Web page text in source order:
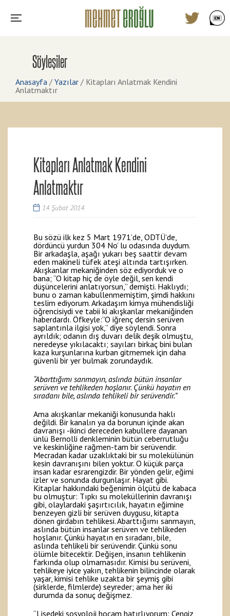
Söyleşiler
Anasayfa / Yazılar / Kitapları Anlatmak Kendini
Anlatmaktır
Kitapları Anlatmak Kendini
Anlatmaktır
14 Şubat 2014
Bu sözü ilk kez 5 Mart 1971’de, ODTÜ’de,
dördüncü yurdun 304 No’ lu odasında duydum.
Bir arkadaşla, aşağı yukarı beş saattir devam
eden makineli tüfek ateşi altında tartışırken.
Akışkanlar mekaniğinden söz ediyorduk ve o
bana; “O kitap hiç de öyle değil, sen kendi
düşüncelerini anlatıyorsun,” demişti. Haklıydı;
bunu o zaman kabullenmemiştim, şimdi hakkını
teslim ediyorum. Arkadaşım kimya mühendisliği
öğrencisiydi ve tabii ki akışkanlar mekaniğinden
haberdardı. Öfkeyle:”O iğrenç dersin serüven
saplantınla ilgisi yok,” diye söylendi. Sonra
ayrıldık; odanın dış duvarı delik deşik olmuştu,
neredeyse yıkılacaktı; sayıları birkaç bini bulan
kaza kurşunlarına kurban gitmemek için daha
güvenli bir yer bulmak zorundaydık.
“Abarttığımı sanmayın, aslında bütün insanlar
serüven ve tehlikeden hoşlanır. Çünkü hayatın en
sıradanı bile, aslında tehlikeli bir serüvendir.”
Ama akışkanlar mekaniği konusunda haklı
değildi. Bir kanalın ya da borunun içinde akan
davranışı -ikinci dereceden kabullere dayanan
ünlü Bernolli denkleminin bütün ceberrutluğu
ve keskinliğine rağmen-tam bir serüvendir.
Mecradan kadar uzaklıktaki bir su molekülünün
kesin davranışını bilen yoktur. O küçük parça
insan kadar esrarengizdir. Bir yönden gelir, eğimi
izler ve sonunda durgunlaşır. Hayat gibi.
Kitaplar hakkındaki beğenimin ölçütü de kabaca
bu olmuştur: Tıpkı su moleküllerinin davranışı
gibi, olaylardaki şaşırtıcılık, hayatın eğimine
benzeyen gizli bir serüven duygusu, kitapta
dönen girdabın tehlikesi. Abarttığımı sanmayın,
aslında bütün insanlar serüven ve tehlikeden
hoşlanır. Çünkü hayatın en sıradanı, bile,
aslında tehlikeli bir serüvendir. Çünkü sonu
ölümle bitecektir. Değişen, insanın tehlikenin
farkında olup olmamasıdır. Kimisi bu serüveni,
tehlikeye iyice yakın, tehlikenin bilincinde olarak
yaşar, kimisi tehlike uzakta bir şeymiş gibi
(sirklerde, filmlerde) seyreder; ama her iki
durumda da sonuç değişmez.
“Lisedeki sosyoloji hocam hatırlıyorum: Cengiz